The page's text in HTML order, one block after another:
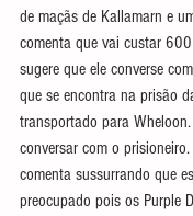
de maçãs de Kallamarn e
comenta que vai custar
sugere que ele converse
que se encontra na prisão
transportado para
conversar com o
comenta sussurrando que
preocupado pois os Purple